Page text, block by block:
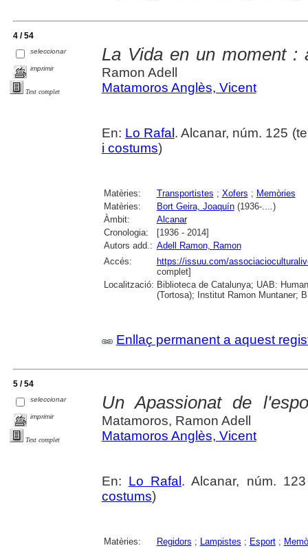
4 / 54
seleccionar
imprimir
Text complet
La Vida en un moment :
Ramon Adell
Matamoros Anglès, Vicent
En: Lo Rafal . Alcanar, núm. 125
i costums)
Matèries: Transportistes ; Xofers ; Memòries
Matèries:
Bort Geira, Joaquín(1936-....)
Àmbit:
Alcanar
Cronologia:
[1936 - 2014]
Autors add.: Adell Ramon, Ramon
Accés:
https://issuu.com/
complet]
Localització: Biblioteca de Catalunya; UAB:
(Tortosa); Institut Ramon Muntaner;
Enllaç permanent a aquest
5 / 54
seleccionar
imprimir
Text complet
Un Apassionat de
Matamoros, Ramon Adell
Matamoros Anglès, Vicent
En: Lo Rafal . Alcanar, núm.
costums)
Matèries: Regidors ; Lampistes ; Esport;